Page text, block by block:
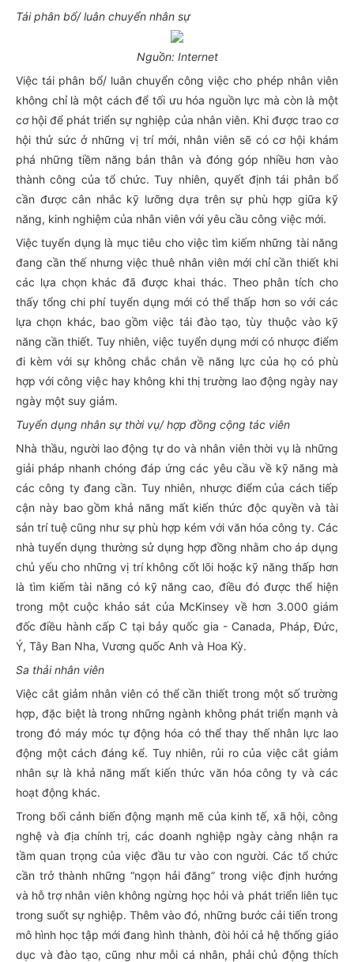
Tái phân bổ/ luân chuyển nhân sự
Nguồn: Internet
Việc tái phân bổ/ luân chuyển công việc cho phép nhân viên
không chỉ là một cách để tối ưu hóa nguồn lực mà còn là một
cơ hội để phát triển sự nghiệp của nhân viên. Khi được trao cơ
hội thử sức ở những vị trí mới, nhân viên sẽ có cơ hội khám
phá những tiềm năng bản thân và đóng góp nhiều hơn vào
thành công của tổ chức. Tuy nhiên, quyết định tái phân bổ
cần được cân nhắc kỹ lưỡng dựa trên sự phù hợp giữa kỹ
năng, kinh nghiệm của nhân viên với yêu cầu công việc mới.
Việc tuyển dụng là mục tiêu cho việc tìm kiếm những tài năng
đang cần thế nhưng việc thuê nhân viên mới chỉ cần thiết khi
các lựa chọn khác đã được khai thác. Theo phân tích cho
thấy tổng chi phí tuyển dụng mới có thể thấp hơn so với các
lựa chọn khác, bao gồm việc tái đào tạo, tùy thuộc vào kỹ
năng cần thiết. Tuy nhiên, việc tuyển dụng mới có nhược điểm
đi kèm với sự không chắc chắn về năng lực của họ có phù
hợp với công việc hay không khi thị trường lao động ngày nay
ngày một suy giảm.
Tuyển dụng nhân sự thời vụ/ hợp đồng cộng tác viên
Nhà thầu, người lao động tự do và nhân viên thời vụ là những
giải pháp nhanh chóng đáp ứng các yêu cầu về kỹ năng mà
các công ty đang cần. Tuy nhiên, nhược điểm của cách tiếp
cận này bao gồm khả năng mất kiến thức độc quyền và tài
sản trí tuệ cũng như sự phù hợp kém với văn hóa công ty. Các
nhà tuyển dụng thường sử dụng hợp đồng nhằm cho áp dụng
chủ yếu cho những vị trí không cốt lõi hoặc kỹ năng thấp hơn
là tìm kiếm tài năng có kỹ năng cao, điều đó được thể hiện
trong một cuộc khảo sát của McKinsey về hơn 3.000 giám
đốc điều hành cấp C tại bảy quốc gia - Canada, Pháp, Đức,
Ý, Tây Ban Nha, Vương quốc Anh và Hoa Kỳ.
Sa thải nhân viên
Việc cắt giảm nhân viên có thể cần thiết trong một số trường
hợp, đặc biệt là trong những ngành không phát triển mạnh và
trong đó máy móc tự động hóa có thể thay thế nhân lực lao
động một cách đáng kể. Tuy nhiên, rủi ro của việc cắt giảm
nhân sự là khả năng mất kiến thức văn hóa công ty và các
hoạt động khác.
Trong bối cảnh biến động mạnh mẽ của kinh tế, xã hội, công
nghệ và địa chính trị, các doanh nghiệp ngày càng nhận ra
tầm quan trọng của việc đầu tư vào con người. Các tổ chức
cần trở thành những “ngọn hải đăng” trong việc định hướng
và hỗ trợ nhân viên không ngừng học hỏi và phát triển liên tục
trong suốt sự nghiệp. Thêm vào đó, những bước cải tiến trong
mô hình học tập mới đang hình thành, đòi hỏi cả hệ thống giáo
dục và đào tạo, cũng như mỗi cá nhân, phải chủ động thích